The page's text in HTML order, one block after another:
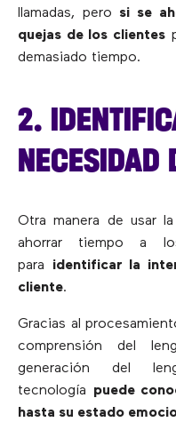
llamadas, pero si se
quejas de los clientes
demasiado tiempo.
2.
NECESIDAD
Otra manera de usar
ahorrar tiempo a
para identificar la
cliente.
Gracias al
comprensión del
generación del
tecnología puede
hasta su estado